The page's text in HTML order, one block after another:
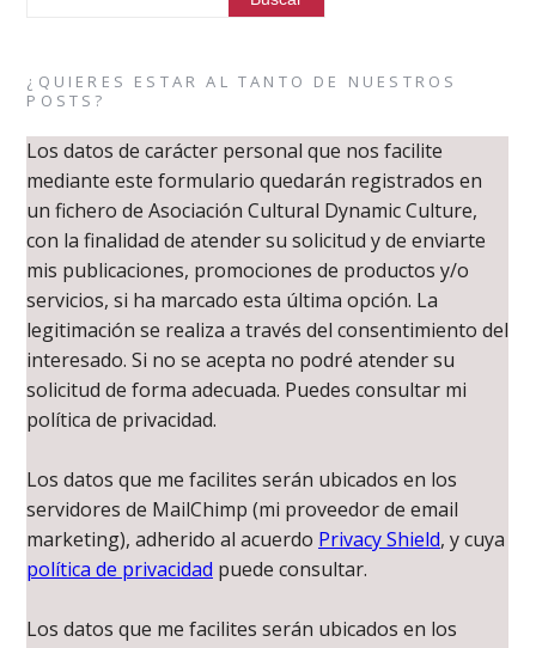
¿QUIERES ESTAR AL TANTO DE NUESTROS
POSTS?